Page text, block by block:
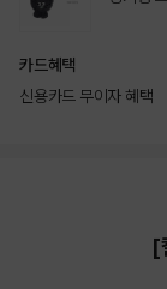
카드혜택
신용카드 무이자 혜택
[